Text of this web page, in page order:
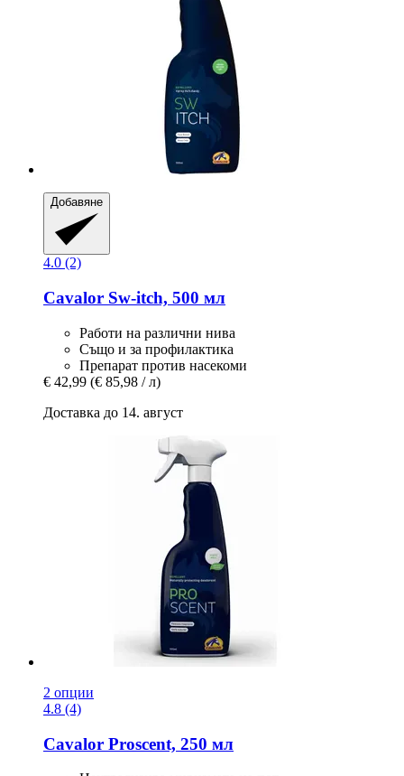
Добавяне
4.0 (2)
Cavalor Sw-​itch, 500 мл
Работи на различни нива
Също и за профилактика
Препарат против насекоми
€ 42,99 (€ 85,98 / л)
Доставка до 14. август
2 опции
4.8 (4)
Cavalor Proscent, 250 мл